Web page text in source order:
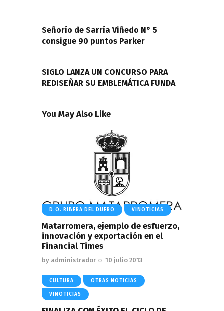
entradas
Señorío de Sarría Viñedo N° 5
consigue 90 puntos Parker
SIGLO LANZA UN CONCURSO PARA
REDISEÑAR SU EMBLEMÁTICA FUNDA
You May Also Like
D.O. RIBERA DEL DUERO VINOTICIAS
Matarromera, ejemplo de esfuerzo,
innovación y exportación en el
Financial Times
by administrador 10 julio 2013
CULTURA OTRAS NOTICIAS
VINOTICIAS